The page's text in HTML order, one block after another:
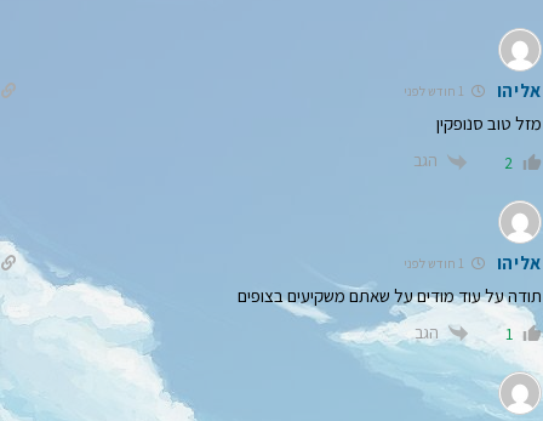
אליהו
מזל טוב סנופקין
2 הגב
אליהו
תודה על עוד מודים על שאתם משקיעים בצופים
1 הגב